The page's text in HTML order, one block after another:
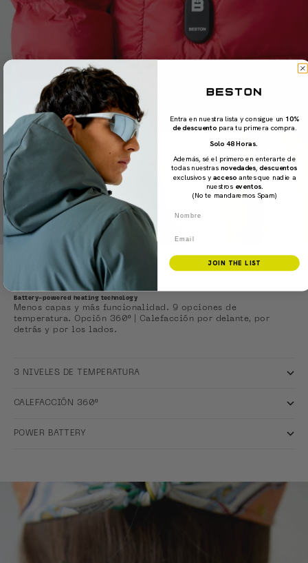
CLICK & WARM
Battery-powered heating technology
Menos capas y más funcionalidad. 9 opciones de
temperatura. Opción 360º | Calefacción por delante, por
detrás y por los lados.
3 NIVELES DE TEMPERATURA
CALEFACCIÓN 360º
POWER BATTERY
Entra en nuestra lista y consigue un 10%
de descuento para tu primera compra.
Solo 48 Horas.
Además, sé el primero en enterarte de
todas nuestras novedades ,descuentos
exclusivos yacceso antes que nadie a
nuestros eventos.
(No te mandaremos Spam)
JOIN THE LIST